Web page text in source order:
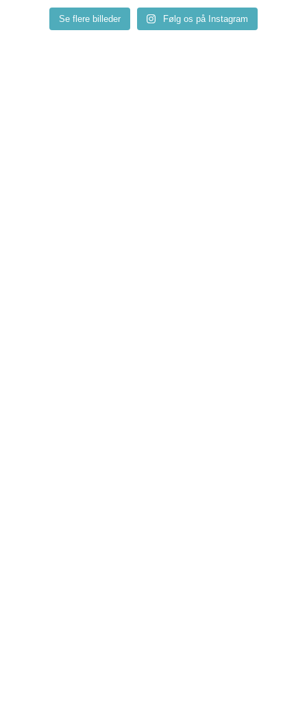
Se flere billeder Følg os på Instagram